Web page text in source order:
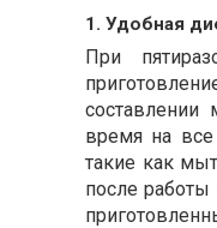
1. Удобная
При
составлении
время на все
такие как
после работы